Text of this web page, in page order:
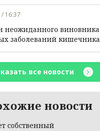
16:37
виновника
заболеваний кишечника
все новости
новости
собственный